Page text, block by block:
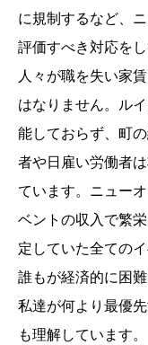
に規制するなど、
評価すべき対応を
人々が職を失い家
はなりません。ル
能しておらず、町
者や日雇い労働者
ています。ニュー
ベントの収入で繁
定していた全ての
誰もが経済的に困
私達が何より最優
も理解しています。